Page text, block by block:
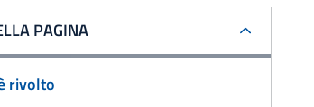
PAGINA
rivolto